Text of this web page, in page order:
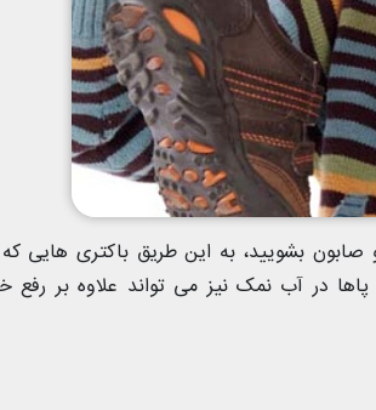
صابون بشویید، به این طریق باکتری هایی
در آب نمک نیز می تواند علاوه بر رفع